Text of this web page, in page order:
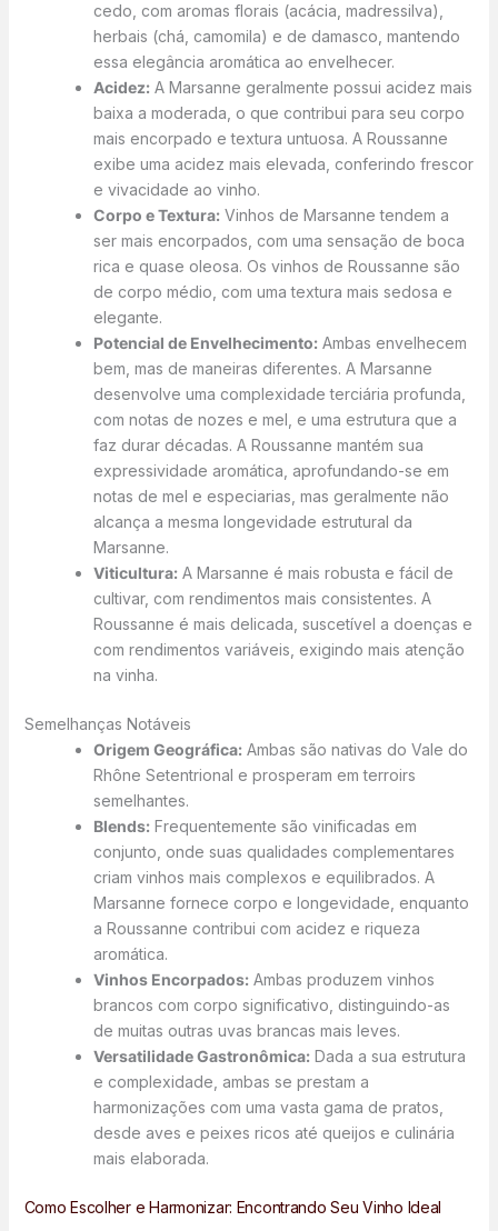
cedo, com aromas florais (acácia, madressilva),
herbais (chá, camomila) e de damasco, mantendo
essa elegância aromática ao envelhecer.
Acidez:A Marsanne geralmente possui acidez mais
baixa a moderada, o que contribui para seu corpo
mais encorpado e textura untuosa. A Roussanne
exibe uma acidez mais elevada, conferindo frescor
e vivacidade ao vinho.
Corpo e Textura:Vinhos de Marsanne tendem a
ser mais encorpados, com uma sensação de boca
rica e quase oleosa. Os vinhos de Roussanne são
de corpo médio, com uma textura mais sedosa e
elegante.
Potencial de Envelhecimento:Ambas envelhecem
bem, mas de maneiras diferentes. A Marsanne
desenvolve uma complexidade terciária profunda,
com notas de nozes e mel, e uma estrutura que a
faz durar décadas. A Roussanne mantém sua
expressividade aromática, aprofundando-se em
notas de mel e especiarias, mas geralmente não
alcança a mesma longevidade estrutural da
Marsanne.
Viticultura:A Marsanne é mais robusta e fácil de
cultivar, com rendimentos mais consistentes. A
Roussanne é mais delicada, suscetível a doenças e
com rendimentos variáveis, exigindo mais atenção
na vinha.
Semelhanças Notáveis
Origem Geográfica:Ambas são nativas do Vale do
Rhône Setentrional e prosperam em terroirs
semelhantes.
Blends:Frequentemente são vinificadas em
conjunto, onde suas qualidades complementares
criam vinhos mais complexos e equilibrados. A
Marsanne fornece corpo e longevidade, enquanto
a Roussanne contribui com acidez e riqueza
aromática.
Vinhos Encorpados:Ambas produzem vinhos
brancos com corpo significativo, distinguindo-as
de muitas outras uvas brancas mais leves.
Versatilidade Gastronômica:Dada a sua estrutura
e complexidade, ambas se prestam a
harmonizações com uma vasta gama de pratos,
desde aves e peixes ricos até queijos e culinária
mais elaborada.
Como Escolher e Harmonizar: Encontrando Seu Vinho Ideal